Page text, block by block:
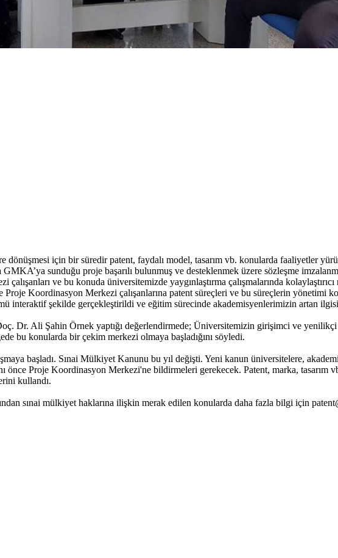
dönüşmesi için bir süredir patent, faydalı model, tasarım vb. konularda faaliyetler
sunduğu proje başarılı bulunmuş ve desteklenmek üzere sözleşme
çalışanları ve bu konuda üniversitemizde yaygınlaştırma çalışmalarında
Koordinasyon Merkezi çalışanlarına patent süreçleri ve bu süreçlerin
interaktif şekilde gerçekleştirildi ve eğitim sürecinde akademisyenlerimizin artan
Dr. Ali Şahin Örnek yaptığı değerlendirmede; Üniversitemizin girişimci ve
bu konularda bir çekim merkezi olmaya başladığını söyledi.
başladı. Sınai Mülkiyet Kanunu bu yıl değişti. Yeni kanun üniversitelere,
önce Proje Koordinasyon Merkezi'ne bildirmeleri gerekecek. Patent, marka, tasarım
kullandı.
sınai mülkiyet haklarına ilişkin merak edilen konularda daha fazla bilgi için